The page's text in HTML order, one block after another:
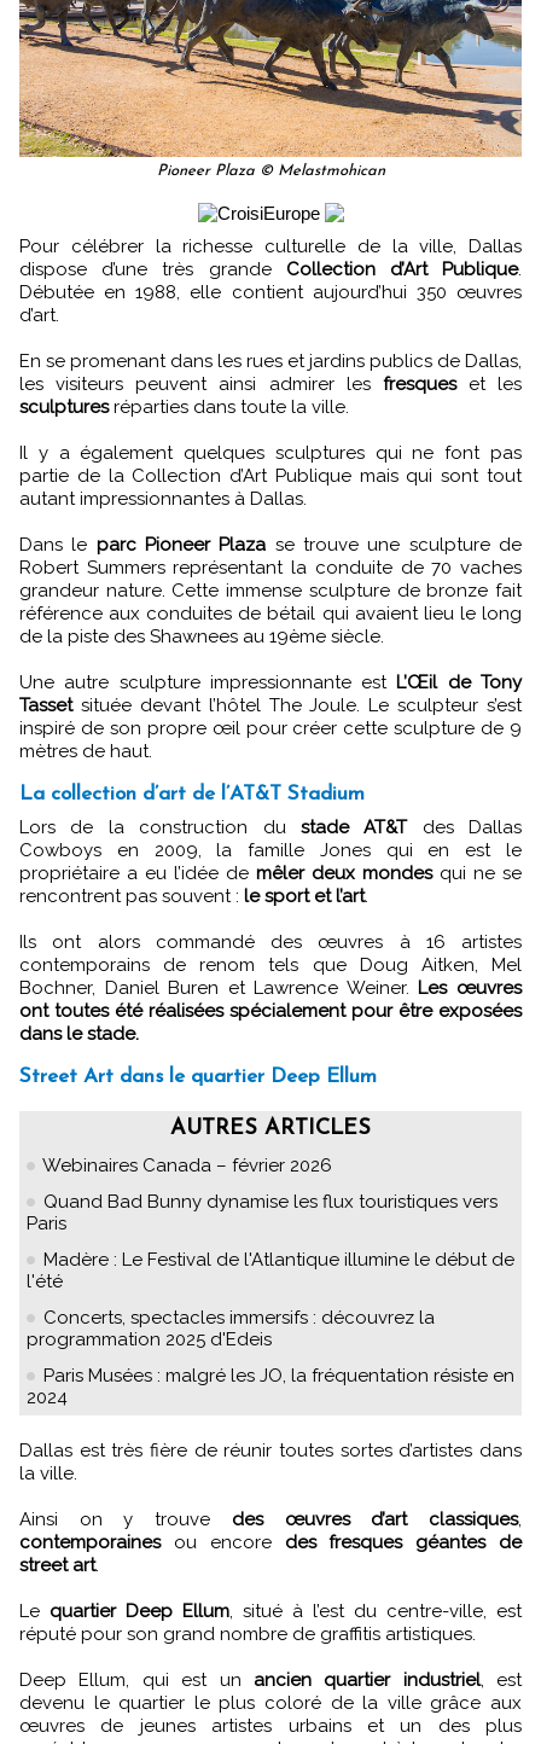
Pioneer Plaza © Melastmohican
Pour célébrer la richesse culturelle de la ville, Dallas
dispose d’une très grande Collection d’Art Publique.
Débutée en 1988, elle contient aujourd’hui 350 œuvres
d’art.
En se promenant dans les rues et jardins publics de Dallas,
les visiteurs peuvent ainsi admirer les fresqueset les
sculpturesréparties dans toute la ville.
Il y a également quelques sculptures qui ne font pas
partie de la Collection d’Art Publique mais qui sont tout
autant impressionnantes à Dallas.
Dans le parc Pioneer Plaza se trouve une sculpture de
Robert Summers représentant la conduite de 70 vaches
grandeur nature. Cette immense sculpture de bronze fait
référence aux conduites de bétail qui avaient lieu le long
de la piste des Shawnees au 19ème siècle.
Une autre sculpture impressionnante est L’Œil de Tony
Tassetsituée devant l’hôtel The Joule. Le sculpteur s’est
inspiré de son propre œil pour créer cette sculpture de 9
mètres de haut.
La collection d’art de l’AT&T Stadium
Lors de la construction du stade AT&T des Dallas
Cowboys en 2009, la famille Jones qui en est le
propriétaire a eu l’idée de mêler deux mondesqui ne se
rencontrent pas souvent : le sport et l’art.
Ils ont alors commandé des œuvres à 16 artistes
contemporains de renom tels que Doug Aitken, Mel
Bochner, Daniel Buren et Lawrence Weiner. Les œuvres
ont toutes été réalisées spécialement pour être exposées
dans le stade.
Street Art dans le quartier Deep Ellum
AUTRES ARTICLES
Webinaires Canada – février 2026
Quand Bad Bunny dynamise les flux touristiques vers
Paris
Madère : Le Festival de l'Atlantique illumine le début de
l'été
Concerts, spectacles immersifs : découvrez la
programmation 2025 d'Edeis
Paris Musées : malgré les JO, la fréquentation résiste en
2024
Dallas est très fière de réunir toutes sortes d’artistes dans
la ville.
Ainsi on y trouve des œuvres d’art classiques,
contemporainesou encore des fresques géantes de
street art.
Le quartier Deep Ellum , situé à l’est du centre-ville, est
réputé pour son grand nombre de graffitis artistiques.
Deep Ellum, qui est un ancien quartier industriel, est
devenu le quartier le plus coloré de la ville grâce aux
œuvres de jeunes artistes urbains et un des plus